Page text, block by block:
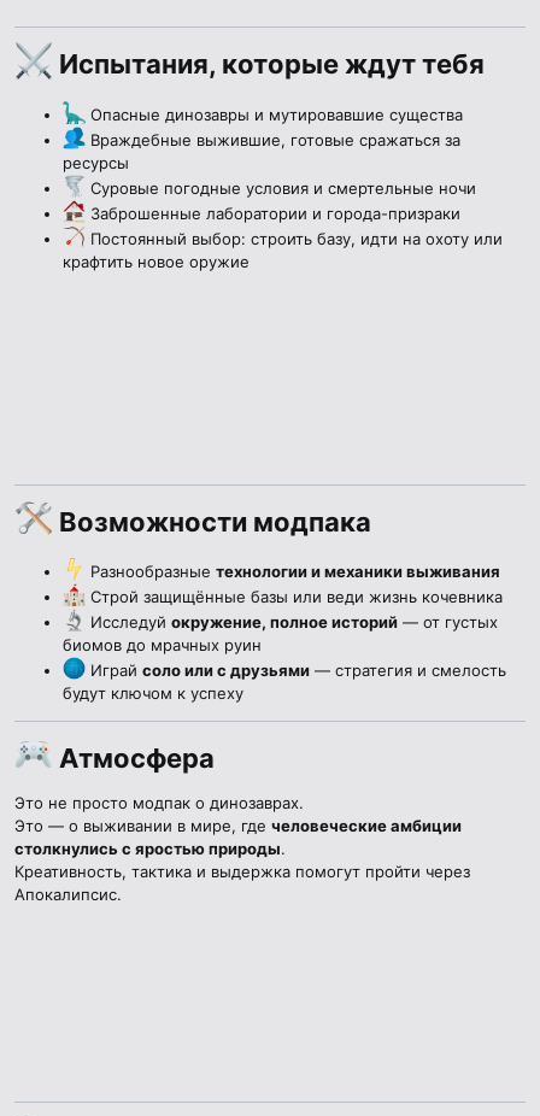
Испытания, которые ждут тебя​
Опасные динозавры и мутировавшие существа
Враждебные выжившие, готовые сражаться за
ресурсы
Суровые погодные условия и смертельные ночи
Заброшенные лаборатории и города-призраки
Постоянный выбор: строить базу, идти на охоту или
крафтить новое оружие
Возможности модпака​
Разнообразныетехнологии и механики выживания
Строй защищённые базы или веди жизнь кочевника
Исследуйокружение, полное историй — от густых
биомов до мрачных руин
Играйсоло или с друзьями — стратегия и смелость
будут ключом к успеху
Атмосфера​
Это не просто модпак о динозаврах.
Это — о выживании в мире, где человеческие амбиции
столкнулись с яростью природы.
Креативность, тактика и выдержка помогут пройти через
Апокалипсис.